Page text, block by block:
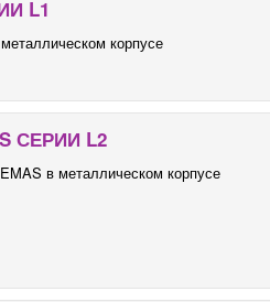
L1
корпусе
СЕРИИ L2
в металлическом корпусе